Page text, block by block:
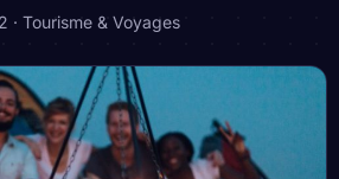
· Tourisme & Voyages